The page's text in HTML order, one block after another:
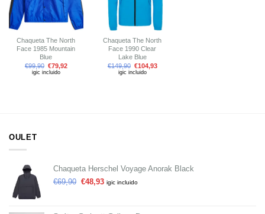
Chaqueta The North
Face 1985 Mountain
Blue
€99,90 €79,92
igic incluido
Chaqueta The North
Face 1990 Clear
Lake Blue
€149,90 €104,93
igic incluido
OULET
Chaqueta Herschel Voyage Anorak Black
€69,90 €48,93 igic incluido